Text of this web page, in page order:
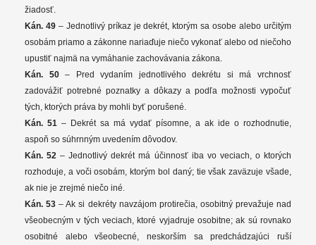
žiadosť.
Kán. 49– Jednotlivý príkaz je dekrét, ktorým sa osobe alebo určitým
osobám priamo a zákonne nariaďuje niečo vykonať alebo od niečoho
upustiť najmä na vymáhanie zachovávania zákona.
Kán. 50– Pred vydaním jednotlivého dekrétu si má vrchnosť
zadovážiť potrebné poznatky a dôkazy a podľa možnosti vypočuť
tých, ktorých práva by mohli byť porušené.
Kán. 51 – Dekrét sa má vydať písomne, a ak ide o rozhodnutie,
aspoň so súhrnným uvedením dôvodov.
Kán. 52 – Jednotlivý dekrét má účinnosť iba vo veciach, o ktorých
rozhoduje, a voči osobám, ktorým bol daný; tie však zaväzuje všade,
ak nie je zrejmé niečo iné.
Kán. 53– Ak si dekréty navzájom protirečia, osobitný prevažuje nad
všeobecným v tých veciach, ktoré vyjadruje osobitne; ak sú rovnako
osobitné alebo všeobecné, neskorším sa predchádzajúci ruší